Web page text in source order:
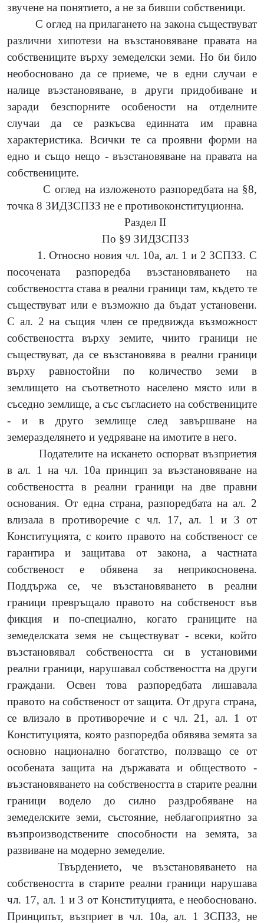
звучене на понятието, а не за бивши собственици.
С оглед на прилагането на закона съществуват
различни хипотези на възстановяване правата на
собствениците върху земеделски земи. Но би било
необосновано да се приеме, че в едни случаи е
налице възстановяване, в други придобиване и
заради безспорните особености на отделните
случаи да се разкъсва единната им правна
характеристика. Всички те са проявни форми на
едно и също нещо - възстановяване на правата на
собствениците.
С оглед на изложеното разпоредбата на §8,
точка 8 ЗИДЗСПЗЗ не е противоконституционна.
Раздел II
По §9 ЗИДЗСПЗЗ
1. Относно новия чл. 10а, ал. 1 и 2 ЗСПЗЗ. С
посочената разпоредба възстановяването на
собствеността става в реални граници там, където те
съществуват или е възможно да бъдат установени.
С ал. 2 на същия член се предвижда възможност
собствеността върху земите, чиито граници не
съществуват, да се възстановява в реални граници
върху равностойни по количество земи в
землището на съответното населено място или в
съседно землище, а със съгласието на собствениците
- и в друго землище след завършване на
земеразделянето и уедряване на имотите в него.
Подателите на искането оспорват възприетия
в ал. 1 на чл. 10а принцип за възстановяване на
собствеността в реални граници на две правни
основания. От една страна, разпоредбата на ал. 2
влизала в противоречие с чл. 17, ал. 1 и 3 от
Конституцията, с които правото на собственост се
гарантира и защитава от закона, а частната
собственост е обявена за неприкосновена.
Поддържа се, че възстановяването в реални
граници превръщало правото на собственост във
фикция и по-специално, когато границите на
земеделската земя не съществуват - всеки, който
възстановявал собствеността си в установими
реални граници, нарушавал собствеността на други
граждани. Освен това разпоредбата лишавала
правото на собственост от защита. От друга страна,
се влизало в противоречие и с чл. 21, ал. 1 от
Конституцията, която разпоредба обявява земята за
основно национално богатство, ползващо се от
особената защита на държавата и обществото -
възстановяването на собствеността в старите реални
граници водело до силно раздробяване на
земеделските земи, състояние, неблагоприятно за
възпроизводствените способности на земята, за
развиване на модерно земеделие.
Твърдението, че възстановяването на
собствеността в старите реални граници нарушава
чл. 17, ал. 1 и 3 от Конституцията, е необосновано.
Принципът, възприет в чл. 10а, ал. 1 ЗСПЗЗ, не